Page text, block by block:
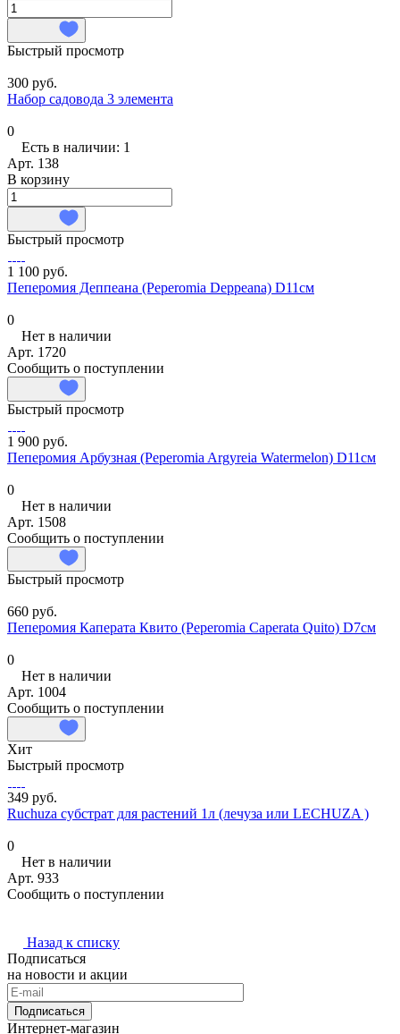
Быстрый просмотр
300 руб.
Набор садовода 3 элемента
0
Есть в наличии: 1
Арт. 138
В корзину
Быстрый просмотр
1 100 руб.
Пеперомия Деппеана (Peperomia Deppeana) D11см
0
Нет в наличии
Арт. 1720
Сообщить о поступлении
Быстрый просмотр
1 900 руб.
Пеперомия Арбузная (Peperomia Argyreia Watermelon) D11см
0
Нет в наличии
Арт. 1508
Сообщить о поступлении
Быстрый просмотр
660 руб.
Пеперомия Каперата Квито (Peperomia Caperata Quito) D7см
0
Нет в наличии
Арт. 1004
Сообщить о поступлении
Хит
Быстрый просмотр
349 руб.
Ruchuza субстрат для растений 1л (лечуза или LECHUZA )
0
Нет в наличии
Арт. 933
Сообщить о поступлении
Назад к списку
Подписаться
на новости и акции
Подписаться
Интернет-магазин